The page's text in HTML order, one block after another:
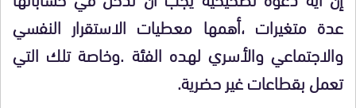
عدة متغيرات ،أهمها معطيات الاستقرار النفسي
والاجتماعي والأسري لهده الفئة .وخاصة تلك التي
تعمل بقطاعات غير حضرية.